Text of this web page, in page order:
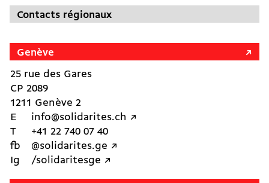
Contacts régionaux
Genève
25 rue des Gares
CP 2089
1211 Genève 2
E
info@solidarites.ch ↗︎
T
+41 22 740 07 40
fb
@solidarites.ge ↗︎
Ig
/solidaritesge ↗︎